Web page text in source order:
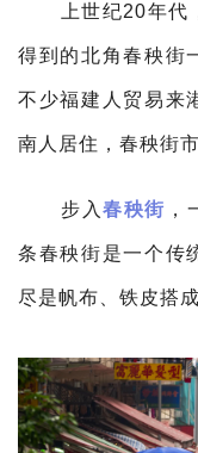
上世纪20年代
得到的北角春秧街
不少福建人贸易来
南人居住，春秧街
步入春秧街
条春秧街是一个传
尽是帆布、铁皮搭